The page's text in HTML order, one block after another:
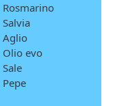
Rosmarino
Salvia
Aglio
Olio evo
Sale
Pepe